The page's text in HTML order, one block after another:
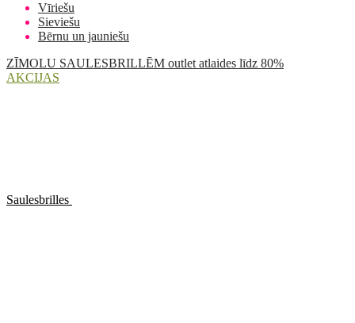
Vīriešu
Sieviešu
Bērnu un jauniešu
ZĪMOLU SAULESBRILLĒM outlet atlaides līdz 80%
AKCIJAS
Saulesbrilles